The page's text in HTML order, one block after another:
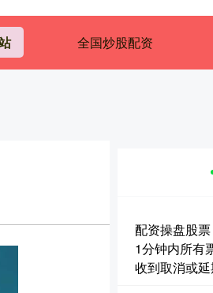
全国炒股配资
配资操盘股
1分钟内所有
收到取消或